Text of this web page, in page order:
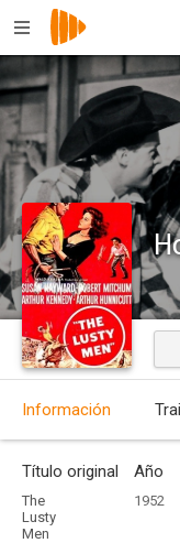
Información
Título original
The
Lusty
Men
Año
1952